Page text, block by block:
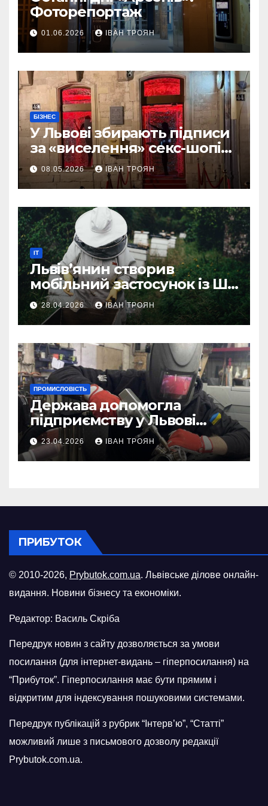
Фоторепортаж
01.06.2026 ІВАН ТРОЯН
БІЗНЕС
У Львові збирають підписи
за «виселення» секс-шопів
із центру міста
08.05.2026 ІВАН ТРОЯН
IT
Львів’янин створив
мобільний застосунок із ШІ-
асистентом для бджолярів
28.04.2026 ІВАН ТРОЯН
ПРОМИСЛОВІСТЬ
Держава допомогла
підприємству у Львові
відновити виробничі
потужності після атаки
російського БПЛА
23.04.2026 ІВАН ТРОЯН
ПРИБУТОК
© 2010-2026, Prybutok.com.ua. Львівське ділове онлайн-
видання. Новини бізнесу та економіки.
Редактор: Василь Скріба
Передрук новин з сайту дозволяється за умови
посилання (для інтернет-видань – гіперпосилання) на
“Прибуток”. Гіперпосилання має бути прямим і
відкритим для індексування пошуковими системами.
Передрук публікацій з рубрик “Інтерв’ю”, “Статті”
можливий лише з письмового дозволу редакції
Prybutok.com.ua.